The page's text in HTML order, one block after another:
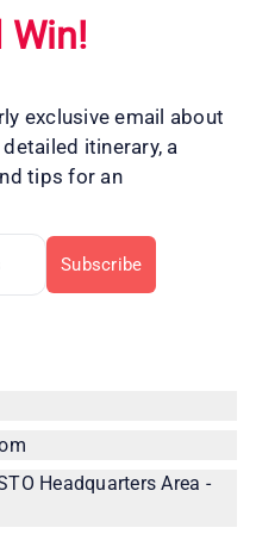
Win!
exclusive email about
itinerary, a
tips for an
Subscribe
Headquarters Area -